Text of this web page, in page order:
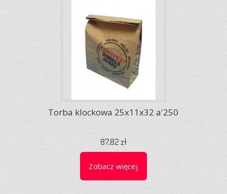
Torba klockowa 25x11x32 a'250
87,82 zł
Zobacz więcej